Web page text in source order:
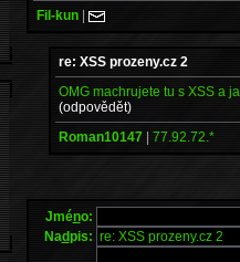
Fil-kun |
re: XSS prozeny.cz 2
OMG machrujete tu s XSS a
(odpovědět)
Roman10147 | 77.92.72.*
Jméno:
Nadpis: